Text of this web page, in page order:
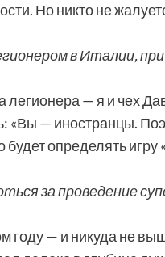
Но никто не
в Италии,
— я и чех
«Вы — иностранцы.
определять
за проведение
— и никуда не